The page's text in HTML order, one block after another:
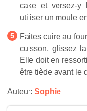
cake et versez-y
utiliser un moule
Faites cuire au
cuisson, glissez
Elle doit en
être tiède avant le
Auteur: Sophie